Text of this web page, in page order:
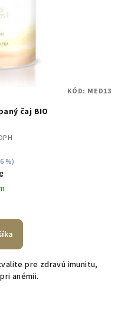
čaj BIO
%)
pre zdravú imunitu,
anémii.
KÓD: MED13